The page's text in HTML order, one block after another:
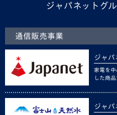
ジャパネットグ
通信販売事業
ジャパ
家電を
した商
ジャパ